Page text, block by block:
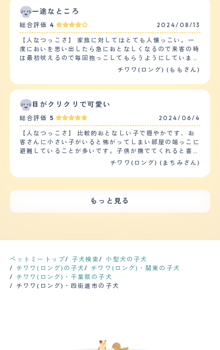
『ダメ』の言葉を覚えてもらいました。家の中で先住犬と
よく走り回っています。お散歩デビューはこれからです
が、最初は10分、15分と少しずつ時間を伸ばしていく予
定です。 【お手入れ】 ロングコートなので、夏前と冬前
で換毛期があり夏前はわりと量が少なくなり冬は量が増え
てふわふわになります。 シャンプーは月に1回、ブラッシ
ングは換毛期の夏前と冬前はすごく毛が抜けるので毎日し
質感はその子によって違って、まとまりがあってツヤツヤ
ラバラな毛の質感です。 【鳴き声】 先住犬と遊ぶ時は楽
しくてワン！と一言言うぐらいです。 普段は全然吠えな
いですが、インターフォンやテレビから聞こえるわんちゃ
んの声が聞こえると先住犬が吠えるのでそれにつられてワ
ン！の一言だけ吠えるぐらいです。 【総評】 ずっとチワ
ワを飼っているので、飼い主に誠実なところが好きです。
家にいる時もカフェにいる時もほぼ寝ていて手がかからな
会いに行きました。 ・先住犬もチワワだったのと、家に
来る前からこの子は活発な子だったので不安点はありませ
静かになるので、メンタルは弱いです。年齢によって、か
なり性格が変わる珍しい犬種です。 【落ち着き】 まった
く落ち着きがありません。とくに散歩時は吠えるか、逃げ
るかの繰り返しです。散歩に慣れさせるまで、かなり苦労
すると思います。早めに大きな犬に慣れさせた方が散歩を
上達させる近道です。室内でもかなり跳ねるので要注意で
す。 【しつけやすさ】 こまめにしつけをしないと噛み癖
と吠え癖が治らないので要注意です。とくにチワワはぱっ
ので要注意です。とくに子供だと高確率で吠えます。室内
でもかなり運動するので、小さいうちは庭でも十分だと思
います。 【お手入れ】 毛の伸びが早いですが、体長が小
さいので、他の犬種よりもケアーが簡単です。こまめにシ
ャンプーやブラッシングしていれば、カットも2,3か月に1
度で十分だと思います。チワワの体質かもしれませんが、
気管支が弱い場合が多いです。そのため、太り過ぎると変
な咳や息苦しくてゼエゼエと息を切らすので、食事の管理
は徹底したほうが長生きします。チョコとチョコと動き回
す。 【鳴き声】 基本はキャンキャン、クーン、ガルルの
で、近所迷惑にならないように防音対策は必須になりま
す。大きくなれば、キャンキャンはなくなります。 【総
いる人だと、ガルルと威嚇され続けるので、嫌いになると
の犬種よりもお世話が楽だと思います。ただし、かなり吠
える音が高音なので、近所に響くので要注意です。マンシ
ョンやアパートでも不便なく飼育することができるので、
初心者にお勧めです。そこまで歩かないので、高齢の人に
一途なところ
総合評価 4 2024/08/13
【人なつっこさ】 家族に対してはとても人懐っこい。一
度においを思い出したら急におとなしくなるので来客の時
は最初吠えるので毎回抱っこしてもらうようにしていま
るのは控えるような感じなので小さい子だとわかっている
ランに連れて行ってもいつも飼い主の足の間に隠れてしま
い、ほかの犬がおしりのにおいをかぎに来ても座り込んで
嫌がる。 【落ち着き】 ５歳を超えたくらいからぐっと落
ち着いた印象です。 それまでのころは沖井に入りのおも
ちゃを投げたりするといつまでも遊んでいましたが、それ
からはぐっと減ってきました。 散歩に行くという様子を
見て喜んで興奮はしますが、小さいころはうれしょんをす
るほどだったことも多かったけど… こちらの声に反応する
ペットシーツは子犬の時に何度も失敗しましたが、寝起き
の時にそこでおしっこをするまで待つということを繰り返
夏場は週１、冬は２，３週間に一度。 自宅で自分でやっ
ています。トリミングは必要ないが、爪はトリマーさんに
月一で頼んでいます。 抜け毛は多い。毎日ブラッシング
をするとコームにとれるし、床にも落ちています。 黒い
チワワ(ロング) (ももさん)
目がクリクリで可愛い
総合評価 5 2024/06/4
【人なつっこさ】 比較的おとなしい子で穏やかです、お
客さんに小さい子がいると怖がってしまい部屋の端っこに
避難していることが多いです。子供が撫でてくれると喜ぶ
というより固まっていますが、大人相手だと自分から膝の
でて欲しいとアピールしてきます。横になって寝ていると
のか強気で体当たりしているところもあります 【落ち着
き】 無駄吠えすることはほとんどありません。外出先で
るので、警戒して静かに座っているという方が正確かもし
り返し教えたらすぐに習得し食事尿と便を所定の場所でし
てくれます。散歩はあまり歩きたがりません。近所を
200メートル歩けば機嫌が良い方だと思います。室内は
家族みんながいると嬉しそうに走っていますが割と寝てい
を自分でしています。今の所大きな病気はありませんが、
チワワ(ロング) (まちみさん)
もっと見る
ペットミートップ 子犬検索
小型犬の子犬
チワワ(ロング)の子犬
チワワ(ロング)・関東の子犬
チワワ(ロング)・千葉県の子犬
チワワ(ロング)・四街道市の子犬